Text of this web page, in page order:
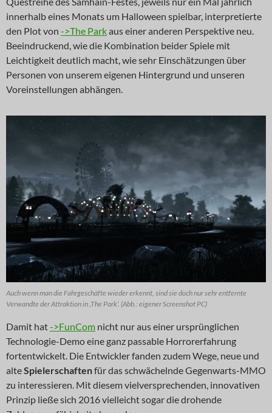
innerhalb eines Monats um Halloween spielbar, interpretierte
den Plot von ->The Parkaus einer anderen Perspektive neu.
Beeindruckend, wie die Kombination beider Spiele mit
Leichtigkeit deutlich macht, wie sehr Einschätzungen über
Personen von unserem eigenen Hintergrund und unseren
Voreinstellungen abhängen.
Auch wenn man die Fahrgeschäfte wieder erkennt, sind sie doch nur sehr entfernte
Verwandte der Attraktion in ‚The Park‘. (Abb.: eigener Screenshot PC)
Damit hat->FunCom nicht nur aus einer ursprünglichen
Technologie-Demo eine ganz passable Horrorerfahrung
fortentwickelt. Die Entwickler fanden zudem Wege, neue und
alteSpielerschaftenfür das schwächelnde Gegenwarts-MMO
zu interessieren. Mit diesem vielversprechenden, innovativen
Prinzip ließe sich 2016 vielleicht sogar die drohende